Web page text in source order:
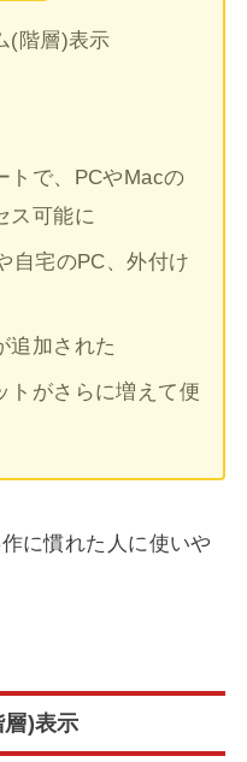
(階層)表示
トで、PCやMacの
ス可能に
自宅のPC、外付け
追加された
トがさらに増えて便
に慣れた人に使いや
層)表示